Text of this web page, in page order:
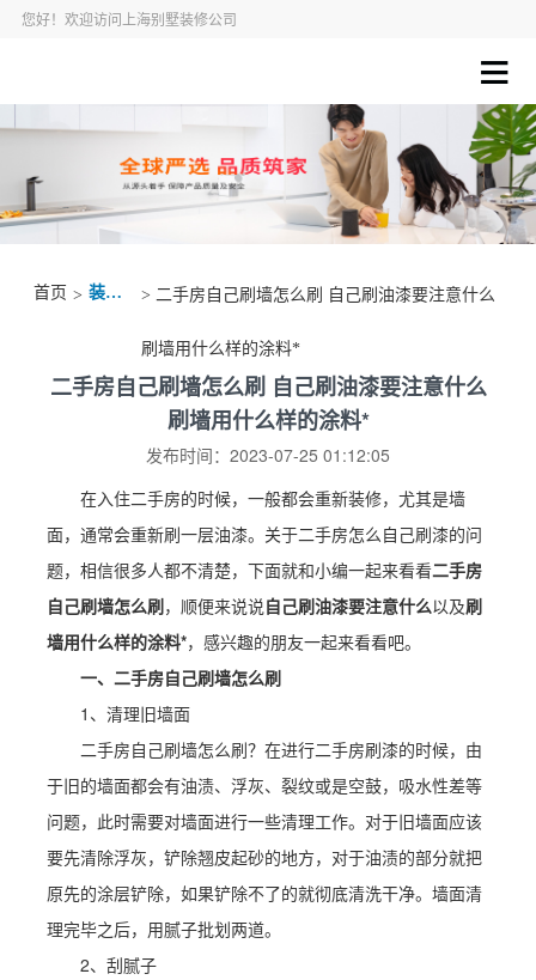
您好！欢迎访问上海别墅装修公司
首页 > 装修资讯 > 二手房自己刷墙怎么刷 自己刷油漆要注意什么
刷墙用什么样的涂料*
二手房自己刷墙怎么刷 自己刷油漆要注意什么
刷墙用什么样的涂料*
发布时间：2023-07-25 01:12:05
在入住二手房的时候，一般都会重新装修，尤其是墙
面，通常会重新刷一层油漆。关于二手房怎么自己刷漆的问
题，相信很多人都不清楚，下面就和小编一起来看看二手房
自己刷墙怎么刷，顺便来说说自己刷油漆要注意什么以及刷
墙用什么样的涂料*，感兴趣的朋友一起来看看吧。
一、二手房自己刷墙怎么刷
1、清理旧墙面
二手房自己刷墙怎么刷？在进行二手房刷漆的时候，由
于旧的墙面都会有油渍、浮灰、裂纹或是空鼓，吸水性差等
问题，此时需要对墙面进行一些清理工作。对于旧墙面应该
要先清除浮灰，铲除翘皮起砂的地方，对于油渍的部分就把
原先的涂层铲除，如果铲除不了的就彻底清洗干净。墙面清
理完毕之后，用腻子批划两道。
2、刮腻子